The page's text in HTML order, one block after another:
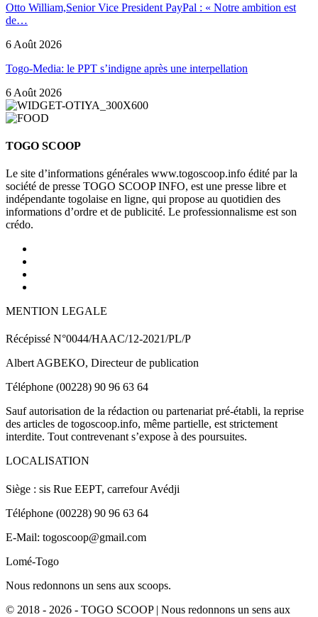
Otto William,Senior Vice President PayPal : « Notre ambition est
de…
6 Août 2026
Togo-Media: le PPT s’indigne après une interpellation
6 Août 2026
TOGO SCOOP
Le site d’informations générales www.togoscoop.info édité par la
société de presse TOGO SCOOP INFO, est une presse libre et
indépendante togolaise en ligne, qui propose au quotidien des
informations d’ordre et de publicité. Le professionnalisme est son
crédo.
MENTION LEGALE
Récépissé N°0044/HAAC/12-2021/PL/P
Albert AGBEKO, Directeur de publication
Téléphone (00228) 90 96 63 64
Sauf autorisation de la rédaction ou partenariat pré-établi, la reprise
des articles de togoscoop.info, même partielle, est strictement
interdite. Tout contrevenant s’expose à des poursuites.
LOCALISATION
Siège : sis Rue EEPT, carrefour Avédji
Téléphone (00228) 90 96 63 64
E-Mail: togoscoop@gmail.com
Lomé-Togo
Nous redonnons un sens aux scoops.
© 2018 - 2026 - TOGO SCOOP | Nous redonnons un sens aux